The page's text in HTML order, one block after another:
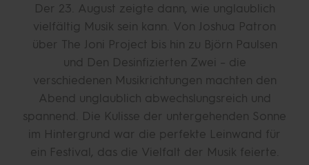
Der 23. August zeigte dann, wie unglaublich
vielfältig Musik sein kann. Von Joshua Patron
über The Joni Project bis hin zu Björn Paulsen
und Den Desinfizierten Zwei – die
verschiedenen Musikrichtungen machten den
Abend unglaublich abwechslungsreich und
spannend. Die Kulisse der untergehenden Sonne
im Hintergrund war die perfekte Leinwand für
ein Festival, das die Vielfalt der Musik feierte.